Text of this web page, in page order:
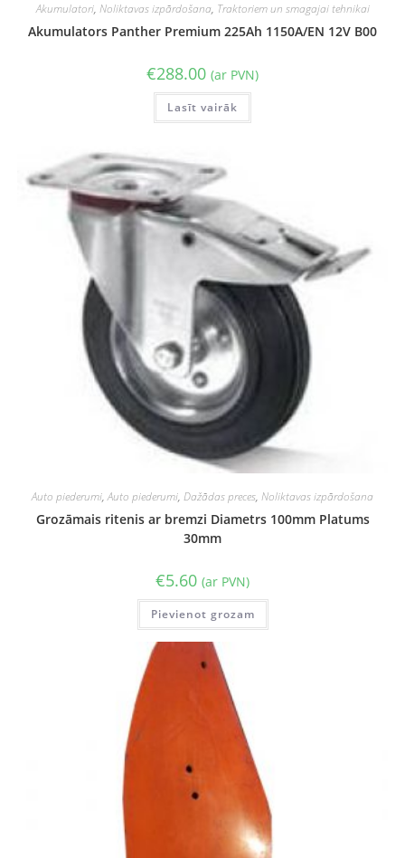
Akumulatori, Noliktavas izpārdošana, Traktoriem un smagajai tehnikai
Akumulators Panther Premium 225Ah 1150A/EN 12V B00
€288.00 (ar PVN)
Lasīt vairāk
Auto piederumi,Auto piederumi, Dažādas preces, Noliktavas izpārdošana
Grozāmais ritenis ar bremzi Diametrs 100mm Platums
30mm
€5.60 (ar PVN)
Pievienot grozam